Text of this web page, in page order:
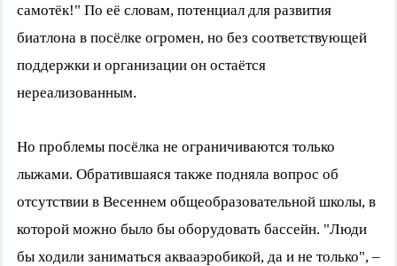
самотёк!" По её словам, потенциал для развития
биатлона в посёлке огромен, но без соответствующей
поддержки и организации он остаётся
нереализованным.
Но проблемы посёлка не ограничиваются только
лыжами. Обратившаяся также подняла вопрос об
отсутствии в Весеннем общеобразовательной школы, в
которой можно было бы оборудовать бассейн. "Люди
бы ходили заниматься аквааэробикой, да и не только", –